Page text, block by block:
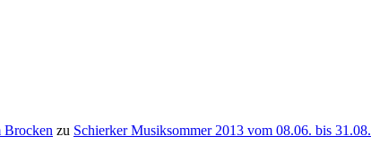
Brocken zu Schierker Musiksommer 2013 vom 08.06. bis 31.08.